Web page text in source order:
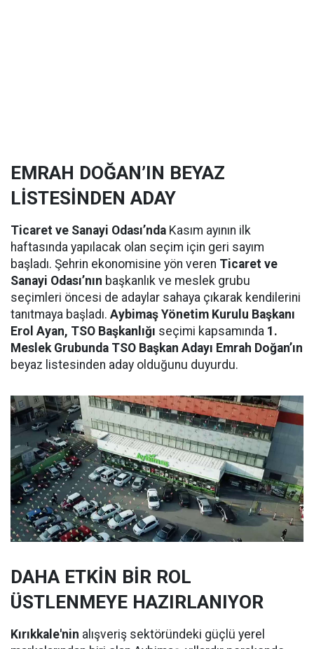
EMRAH DOĞAN’IN BEYAZ
LİSTESİNDEN ADAY
Ticaret ve Sanayi Odası’nda Kasım ayının ilk
haftasında yapılacak olan seçim için geri sayım
başladı. Şehrin ekonomisine yön veren Ticaret ve
Sanayi Odası’nın başkanlık ve meslek grubu
seçimleri öncesi de adaylar sahaya çıkarak kendilerini
tanıtmaya başladı. Aybimaş Yönetim Kurulu Başkanı
Erol Ayan, TSO Başkanlığı seçimi kapsamında 1.
Meslek Grubunda TSO Başkan Adayı Emrah Doğan’ın
beyaz listesinden aday olduğunu duyurdu.
DAHA ETKİN BİR ROL
ÜSTLENMEYE HAZIRLANIYOR
Kırıkkale'nin alışveriş sektöründeki güçlü yerel